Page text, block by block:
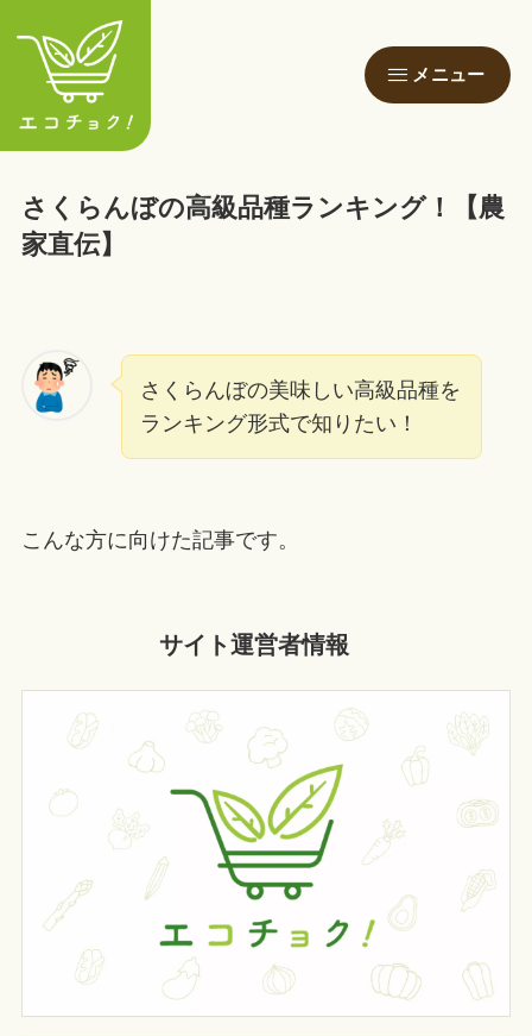
メニュー
さくらんぼの高級品種ランキング！【農
家直伝】
さくらんぼの美味しい高級品種を
ランキング形式で知りたい！
こんな方に向けた記事です。
サイト運営者情報